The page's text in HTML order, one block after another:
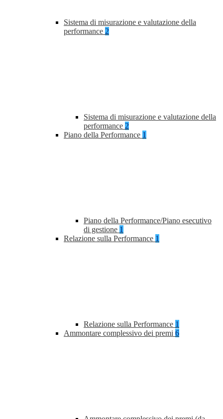
Sistema di misurazione e valutazione della
performance 2
Sistema di misurazione e valutazione della
performance 2
Piano della Performance 1
Piano della Performance/Piano esecutivo
di gestione 1
Relazione sulla Performance 1
Relazione sulla Performance 1
Ammontare complessivo dei premi 6